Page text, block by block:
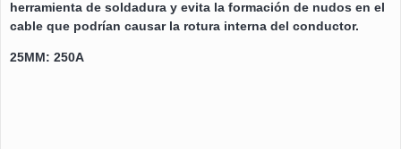
herramienta de soldadura y evita la formación de nudos en el
cable que podrían causar la rotura interna del conductor.
25MM: 250A